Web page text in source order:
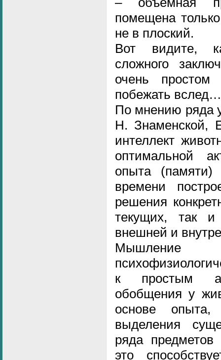
помещена
не в плоский.
Вот видите,
сложного
очень
побежать вслед…
По мнению ряда
Н. Знаменской,
интеллект
оптимальной
опыта
времени
решения
текущих, так и
внешней и
к простым
обобщения у
основе опыта,
выделения
ряда
это